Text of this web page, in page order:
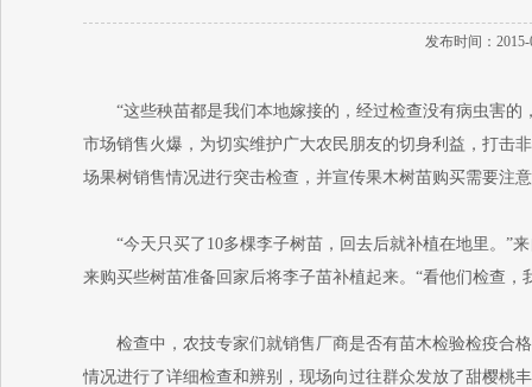
发布时间：
“这些秧苗都是我们本地嫁接的，经过检查没有病虫害的
市场销售火爆，为切实维护广大农民朋友的切身利益，打击
场果树销售情况进行突击检查，并宣传果木树苗购买需要注
“今天只买了10多棵李子树苗，回去后就补植在地里。”
来购买些树苗准备回家后将李子苗补植起来。“看他们检查，
检查中，农技专家们就销售厂商是否有苗木检验检疫合格
情况进行了详细检查和辨别，现场向过往群众发放了甜樱桃